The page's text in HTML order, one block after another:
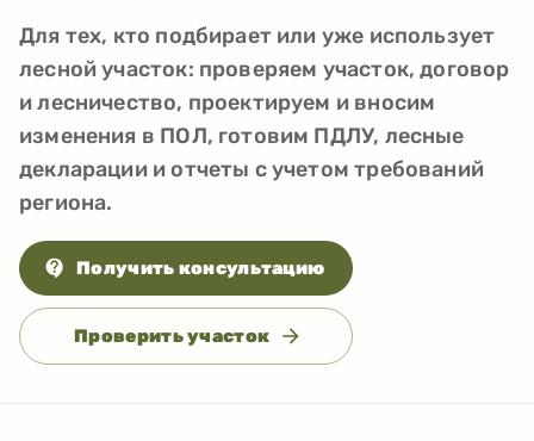
Для тех, кто подбирает или уже использует
лесной участок: проверяем участок, договор
и лесничество, проектируем и вносим
изменения в ПОЛ, готовим ПДЛУ, лесные
декларации и отчеты с учетом требований
региона.
Получить консультацию
Проверить участок